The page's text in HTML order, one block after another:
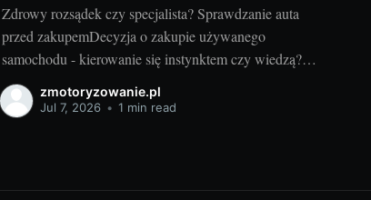
Zdrowy rozsądek czy specjalista? Sprawdzanie auta
przed zakupemDecyzja o zakupie używanego
samochodu - kierowanie się instynktem czy wiedzą?
Każda decyzja o zainwestowaniu w używany samochód
to spore wyzwanie. Jako pasjonaci motoryzacji często
zmotoryzowanie.pl
Jul 7, 2026 • 1 min read